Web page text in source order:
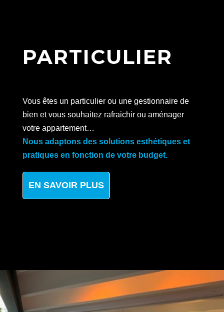
PARTICULIER
Vous êtes un particulier ou une gestionnaire de
bien et vous souhaitez rafraichir ou aménager
votre appartement…
Nous adaptons des solutions esthétiques et
pratiques en fonction de votre budget.
EN SAVOIR PLUS